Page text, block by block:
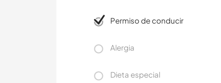
Permiso de conducir
Alergia
Dieta especial